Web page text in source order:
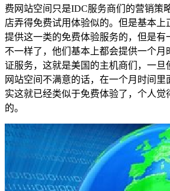
费网站空间只是IDC服务商们的营销策
店弄得免费试用体验似的。但是基本上
提供这一类的免费体验服务的，但是有
不一样了，他们基本上都会提供一个月
证服务，这就是美国的主机商们，一旦
网站空间不满意的话，在一个月时间
实这就已经类似于免费体验了，个人觉
的。